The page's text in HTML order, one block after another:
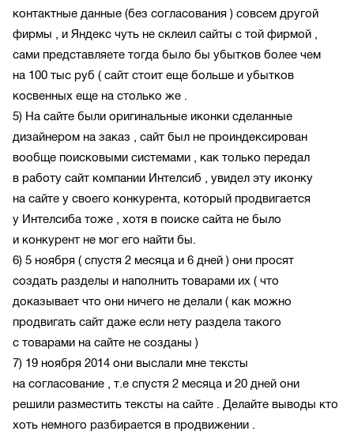
контактные данные (без согласования ) совсем другой
фирмы , и Яндекс чуть не склеил сайты с той фирмой ,
сами представляете тогда было бы убытков более чем
на 100 тыс руб ( сайт стоит еще больше и убытков
косвенных еще на столько же .
5) На сайте были оригинальные иконки сделанные
дизайнером на заказ , сайт был не проиндексирован
вообще поисковыми системами , как только передал
в работу сайт компании Интелсиб , увидел эту иконку
на сайте у своего конкурента, который продвигается
у Интелсиба тоже , хотя в поиске сайта не было
и конкурент не мог его найти бы.
6) 5 ноября ( спустя 2 месяца и 6 дней ) они просят
создать разделы и наполнить товарами их ( что
доказывает что они ничего не делали ( как можно
продвигать сайт даже если нету раздела такого
с товарами на сайте не созданы )
7) 19 ноября 2014 они выслали мне тексты
на согласование , т.е спустя 2 месяца и 20 дней они
решили разместить тексты на сайте . Делайте выводы кто
хоть немного разбирается в продвижении .